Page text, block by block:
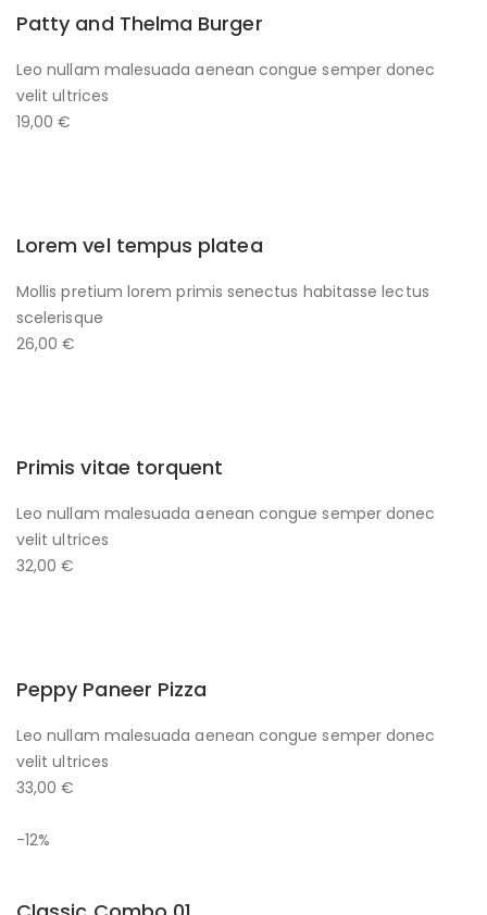
Patty and Thelma Burger
Leo nullam malesuada aenean congue semper donec
velit ultrices
19,00 €
Lorem vel tempus platea
Mollis pretium lorem primis senectus habitasse lectus
scelerisque
26,00 €
Primis vitae torquent
Leo nullam malesuada aenean congue semper donec
velit ultrices
32,00 €
Peppy Paneer Pizza
Leo nullam malesuada aenean congue semper donec
velit ultrices
33,00 €
-12%